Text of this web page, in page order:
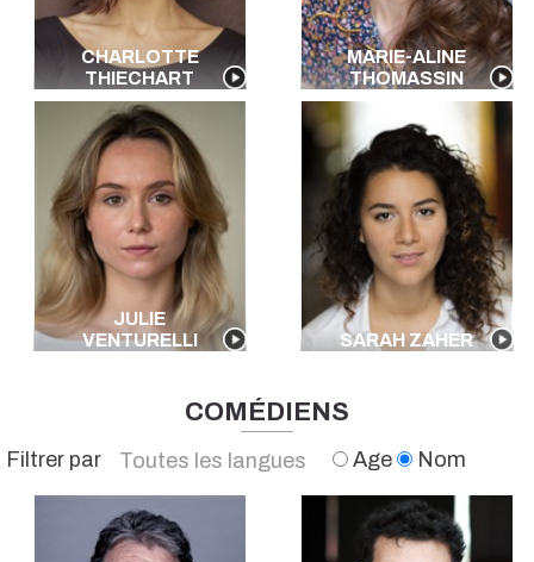
CHARLOTTE
THIECHART
MARIE-ALINE
THOMASSIN
JULIE
VENTURELLI
SARAH ZAHER
COMÉDIENS
Filtrer par
Toutes les langues
Français
Anglais
Espagnol
Age Nom